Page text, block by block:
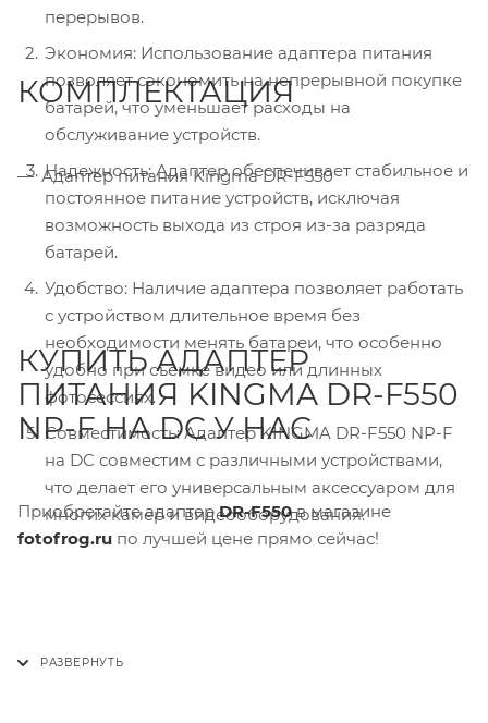
перерывов.
Экономия: Использование адаптера питания
позволяет сэкономить на непрерывной покупке
батарей, что уменьшает расходы на
обслуживание устройств.
Надежность: Адаптер обеспечивает стабильное и
постоянное питание устройств, исключая
возможность выхода из строя из-за разряда
батарей.
Удобство: Наличие адаптера позволяет работать
с устройством длительное время без
необходимости менять батареи, что особенно
удобно при съемке видео или длинных
фотосессиях.
Совместимость: Адаптер KINGMA DR-F550 NP-F
на DC совместим с различными устройствами,
что делает его универсальным аксессуаром для
многих камер и видеооборудования.
КОМПЛЕКТАЦИЯ
Адаптер питания Kingma DR-F550
КУПИТЬ АДАПТЕР
ПИТАНИЯ KINGMA DR-F550
NP-F НА DC У НАС
Приобретайте адаптерDR-F550в магазине
fotofrog.ru по лучшей цене прямо сейчас!